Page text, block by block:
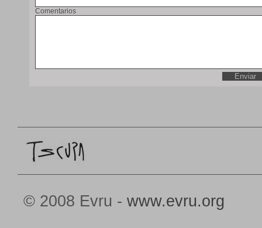
Comentarios
© 2008 Evru - www.evru.org